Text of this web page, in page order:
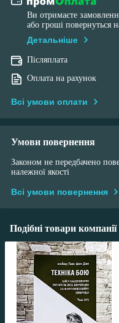
Ви отримаєте
або гроші повернуться
Детальніше
Післяплата
Оплата на рахунок
Всі умови оплати
Умови повернення
Законом не передбачено
належної якості
Всі умови повернення
Подібні товари компанії